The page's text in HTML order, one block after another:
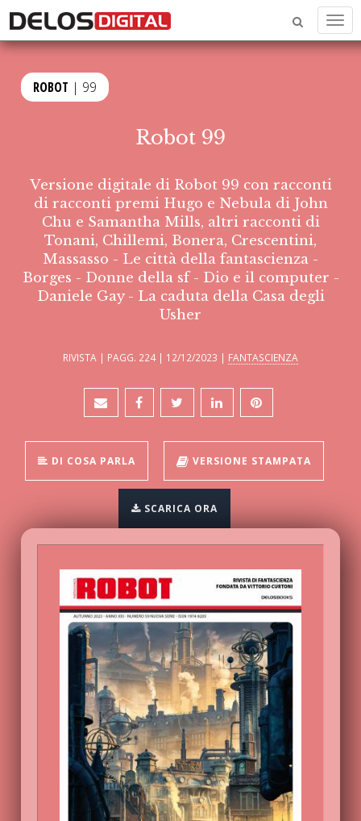
ROBOT | 99
Robot 99
Versione digitale di Robot 99 con racconti
di racconti premi Hugo e Nebula di John
Chu e Samantha Mills, altri racconti di
Tonani, Chillemi, Bonera, Crescentini,
Massasso - Le città della fantascienza -
Borges - Donne della sf - Dio e il computer -
Daniele Gay - La caduta della Casa degli
Usher
RIVISTA | PAGG. 224 | 12/12/2023 | FANTASCIENZA
DI COSA PARLA VERSIONE STAMPATA
SCARICA ORA